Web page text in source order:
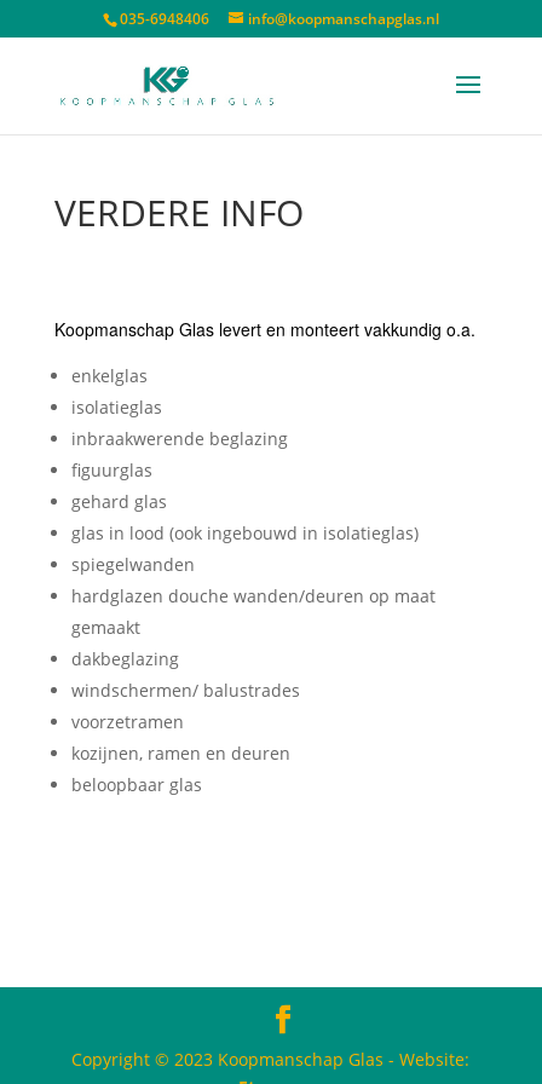
035-6948406 info@koopmanschapglas.nl
VERDERE INFO
Koopmanschap Glas levert en monteert vakkundig o.a.
enkelglas
isolatieglas
inbraakwerende beglazing
figuurglas
gehard glas
glas in lood (ook ingebouwd in isolatieglas)
spiegelwanden
hardglazen douche wanden/deuren op maat
gemaakt
dakbeglazing
windschermen/ balustrades
voorzetramen
kozijnen, ramen en deuren
beloopbaar glas
Copyright © 2023 Koopmanschap Glas - Website: